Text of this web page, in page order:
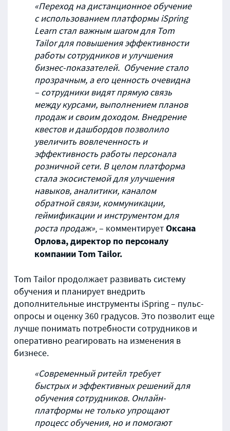
«Переход на дистанционное обучение
с использованием платформы iSpring
Learn стал важным шагом для Tom
Tailor для повышения эффективности
работы сотрудников и улучшения
бизнес-показателей. Обучение стало
прозрачным, а его ценность очевидна
– сотрудники видят прямую связь
между курсами, выполнением планов
продаж и своим доходом. Внедрение
квестов и дашбордов позволило
увеличить вовлеченность и
эффективность работы персонала
розничной сети. В целом платформа
стала экосистемой для улучшения
навыков, аналитики, каналом
обратной связи, коммуникации,
геймификации и инструментом для
роста продаж», – комментируетОксана
Орлова, директор по персоналу
компании Tom Tailor.
Tom Tailor продолжает развивать систему
обучения и планирует внедрить
дополнительные инструменты iSpring – пульс-
опросы и оценку 360 градусов. Это позволит еще
лучше понимать потребности сотрудников и
оперативно реагировать на изменения в
бизнесе.
«Современный ритейл требует
быстрых и эффективных решений для
обучения сотрудников. Онлайн-
платформы не только упрощают
процесс обучения, но и помогают